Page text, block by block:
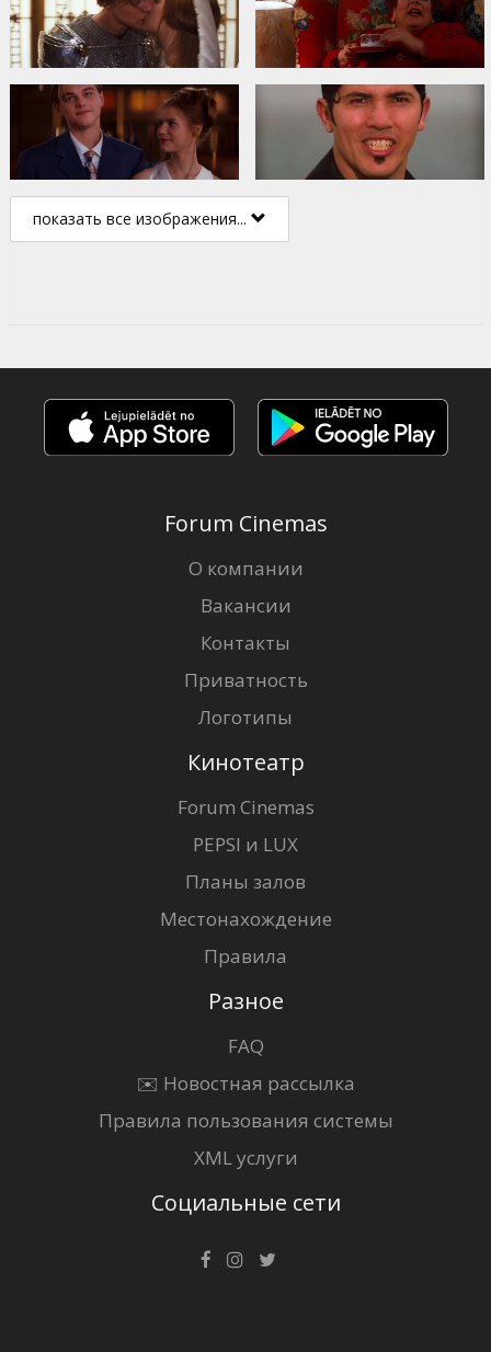
показать все изображения...
Forum Cinemas
О компании
Вакансии
Контакты
Приватность
Логотипы
Кинотеатр
Forum Cinemas
PEPSI и LUX
Планы залов
Местонахождение
Правила
Разное
FAQ
✉️ Новостная рассылка
Правила пользования системы
XML услуги
Социальные сети